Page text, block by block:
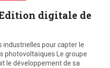
digitale de
industrielles pour capter le
photovoltaïques Le groupe
le développement de sa